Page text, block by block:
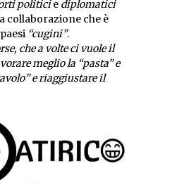
politicie diplomatici
collaborazione che è
“cugini”.
che a volte ci vuole il
meglio la “pasta” e
e riaggiustare il